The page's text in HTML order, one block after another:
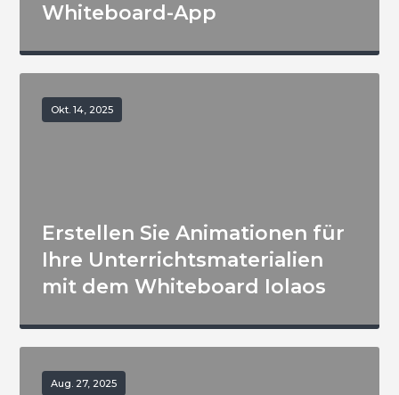
Whiteboard-App
Okt. 14, 2025
Erstellen Sie Animationen für
Ihre Unterrichtsmaterialien
mit dem Whiteboard Iolaos
Aug. 27, 2025